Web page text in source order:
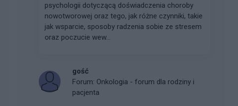
psychologii dotyczącą doświadczenia choroby
nowotworowej oraz tego, jak różne czynniki, takie
jak wsparcie, sposoby radzenia sobie ze stresem
oraz poczucie wew...
gość
Forum: Onkologia - forum dla rodziny i
pacjenta